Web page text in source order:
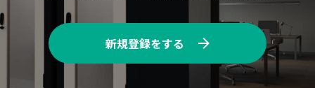
新規登録をする